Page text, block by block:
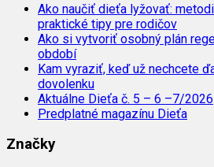
Ako naučiť dieťa lyžovať:
praktické tipy pre rodičov
Ako si vytvoriť osobný plán
období
Kam vyraziť, keď už nechcete
dovolenku
Aktuálne Dieťa č. 5 – 6 –7/2026
Predplatné magazínu Dieťa
Značky